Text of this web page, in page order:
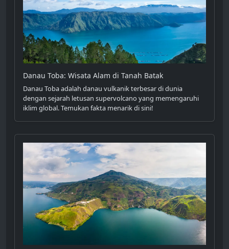
Danau Toba: Wisata Alam di Tanah Batak
Danau Toba adalah danau vulkanik terbesar di dunia
dengan sejarah letusan supervolcano yang memengaruhi
iklim global. Temukan fakta menarik di sini!